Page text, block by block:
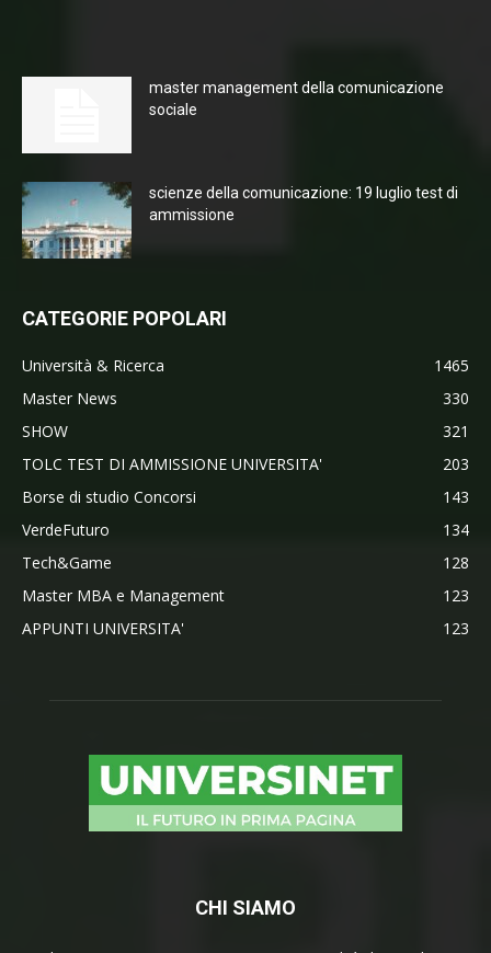
master management della comunicazione
sociale
scienze della comunicazione: 19 luglio test di
ammissione
CATEGORIE POPOLARI
Università & Ricerca
1465
Master News
330
SHOW
321
TOLC TEST DI AMMISSIONE UNIVERSITA'
203
Borse di studio Concorsi
143
VerdeFuturo
134
Tech&Game
128
Master MBA e Management
123
APPUNTI UNIVERSITA'
123
CHI SIAMO